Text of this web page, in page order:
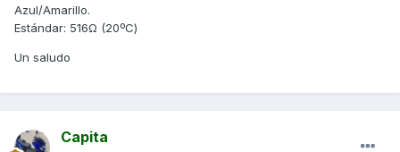
Azul/Amarillo.
Estándar: 516Ω (20ºC)
Un saludo
Capita